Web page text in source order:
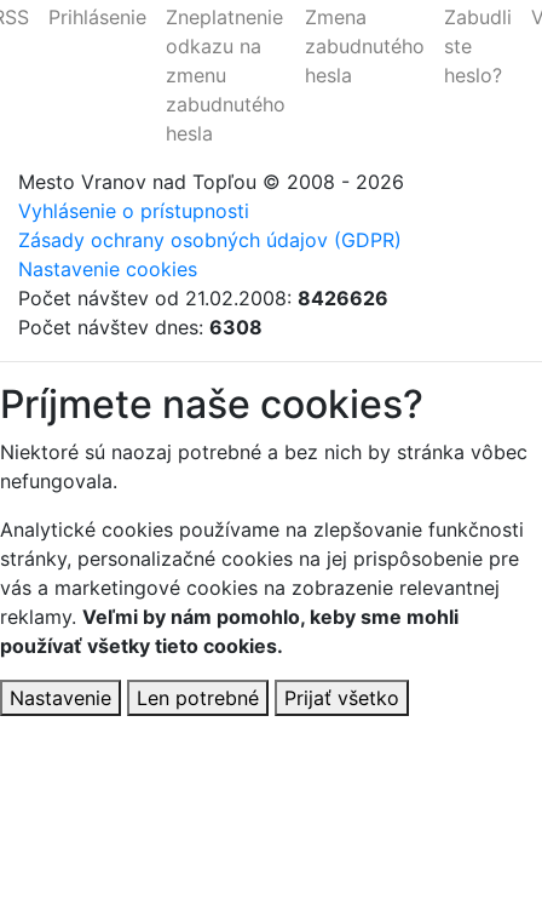
Prihlásenie
Zneplatnenie
odkazu na
zmenu
zabudnutého
hesla
Zmena
zabudnutého
hesla
Zabudli
ste
heslo?
Mesto Vranov nad Topľou © 2008 - 2026
Vyhlásenie o prístupnosti
Zásady ochrany osobných údajov (GDPR)
Nastavenie cookies
Počet návštev od 21.02.2008: 8426626
Počet návštev dnes: 6308
Príjmete naše cookies?
Niektoré sú naozaj potrebné a bez nich by stránka vôbec
nefungovala.
Analytické cookies používame na zlepšovanie funkčnosti
stránky, personalizačné cookies na jej prispôsobenie pre
vás a marketingové cookies na zobrazenie relevantnej
reklamy. Veľmi by nám pomohlo, keby sme mohli
používať všetky tieto cookies.
Nastavenie Len potrebné Prijať všetko